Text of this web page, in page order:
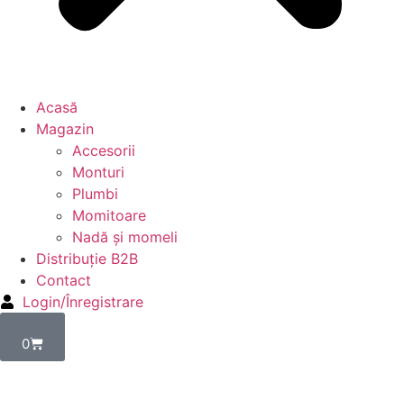
Acasă
Magazin
Accesorii
Monturi
Plumbi
Momitoare
Nadă și momeli
Distribuție B2B
Contact
Login/Înregistrare
0